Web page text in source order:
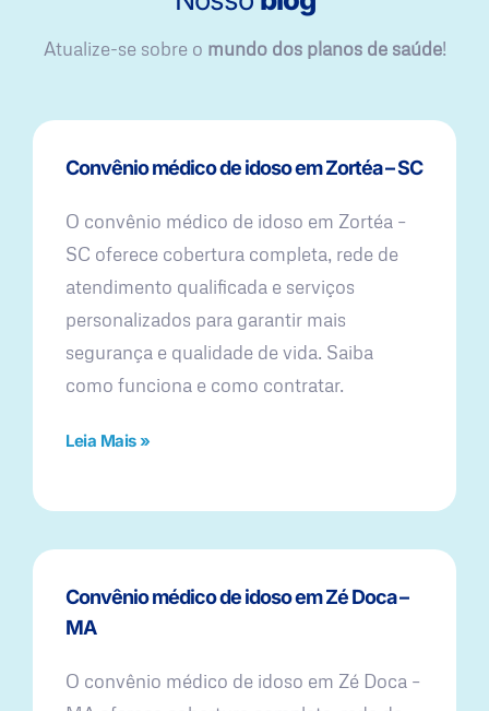
Atualize-se sobre o mundo dos planos de saúde!
Convênio médico de idoso em Zortéa – SC
O convênio médico de idoso em Zortéa –
SC oferece cobertura completa, rede de
atendimento qualificada e serviços
personalizados para garantir mais
segurança e qualidade de vida. Saiba
como funciona e como contratar.
Leia Mais »
Convênio médico de idoso em Zé Doca –
MA
O convênio médico de idoso em Zé Doca –